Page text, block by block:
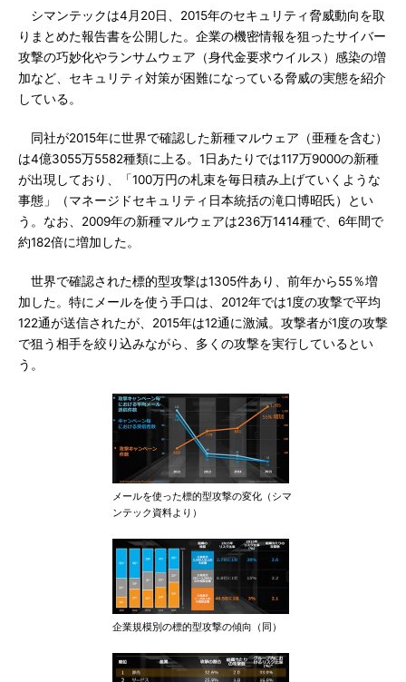
シマンテックは4月20日、2015年のセキュリティ脅威動向を取
りまとめた報告書を公開した。企業の機密情報を狙ったサイバー
攻撃の巧妙化やランサムウェア（身代金要求ウイルス）感染の増
加など、セキュリティ対策が困難になっている脅威の実態を紹介
している。
同社が2015年に世界で確認した新種マルウェア（亜種を含む）
は4億3055万5582種類に上る。1日あたりでは117万9000の新種
が出現しており、「100万円の札束を毎日積み上げていくような
事態」（マネージドセキュリティ日本統括の滝口博昭氏）とい
う。なお、2009年の新種マルウェアは236万1414種で、6年間で
約182倍に増加した。
世界で確認された標的型攻撃は1305件あり、前年から55％増
加した。特にメールを使う手口は、2012年では1度の攻撃で平均
122通が送信されたが、2015年は12通に激減。攻撃者が1度の攻撃
で狙う相手を絞り込みながら、多くの攻撃を実行しているとい
う。
メールを使った標的型攻撃の変化（シマ
ンテック資料より）
企業規模別の標的型攻撃の傾向（同）